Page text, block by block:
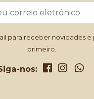
para receber novidades
primeiro.
nos: